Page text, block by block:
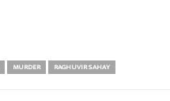
MURDER RAGHUVIR SAHAY